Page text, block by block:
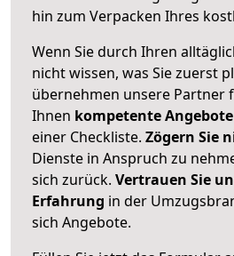
hin zum Verpacken Ihres
Wenn Sie durch Ihren
nicht wissen, was Sie zuerst
übernehmen unsere Partner
Ihnen kompetente Angebote
einer Checkliste. Zögern Sie
Dienste in Anspruch zu
sich zurück. Vertrauen Sie
Erfahrung in der
sich Angebote.